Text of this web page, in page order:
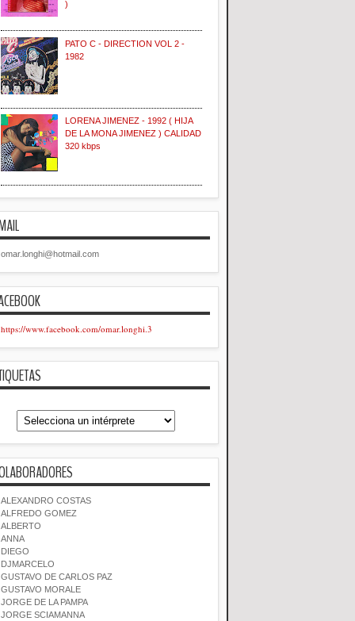
)
PATO C - DIRECTION VOL 2 -
1982
LORENA JIMENEZ - 1992 ( HIJA
DE LA MONA JIMENEZ ) CALIDAD
320 kbps
omar.longhi@hotmail.com
https://www.facebook.com/omar.longhi.3
ALEXANDRO COSTAS
ALFREDO GOMEZ
ALBERTO
ANNA
DIEGO
DJMARCELO
GUSTAVO DE CARLOS PAZ
GUSTAVO MORALE
JORGE DE LA PAMPA
JORGE SCIAMANNA